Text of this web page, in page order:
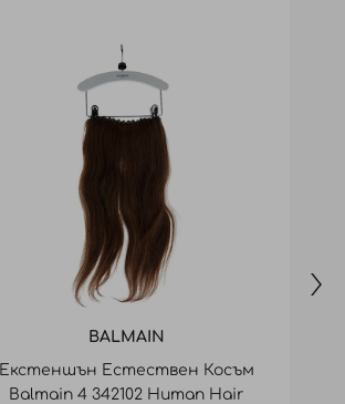
BALMAIN
Екстеншън Естествен Косъм
Balmain 4 342102 Human Hair